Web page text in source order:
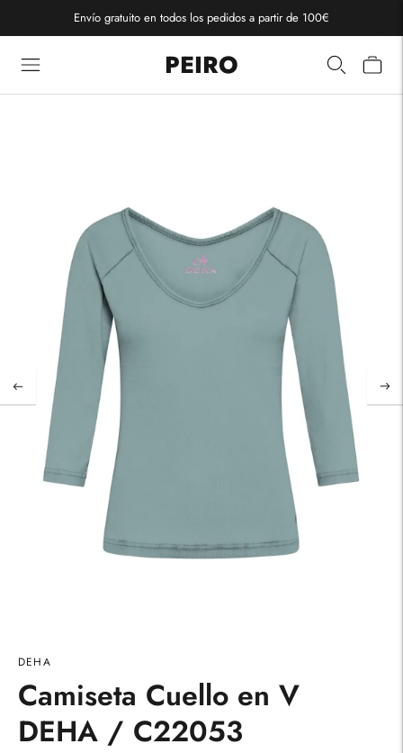
Envío gratuito en todos los pedidos a partir de 100€
PEIRO
DEHA
Camiseta Cuello en V
DEHA / C22053